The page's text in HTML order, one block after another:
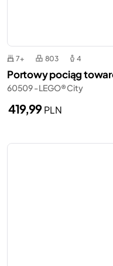
7+ 803 4
Portowy pociąg
60509 - LEGO® City
419,99PLN